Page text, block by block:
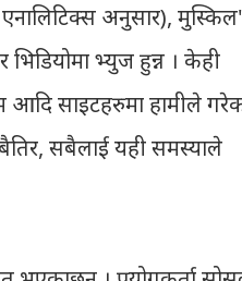
अनुसार),
भ्युज हुन्न । केही
आदि साइटहरुमा हामीले
सबैलाई यही समस्याले